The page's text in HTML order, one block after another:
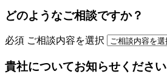
どのようなご相談ですか？
必須 ご相談内容を選択
貴社についてお知らせください